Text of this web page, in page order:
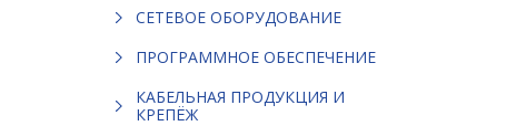
СЕТЕВОЕ ОБОРУДОВАНИЕ
ПРОГРАММНОЕ ОБЕСПЕЧЕНИЕ
КАБЕЛЬНАЯ ПРОДУКЦИЯ И
КРЕПЁЖ